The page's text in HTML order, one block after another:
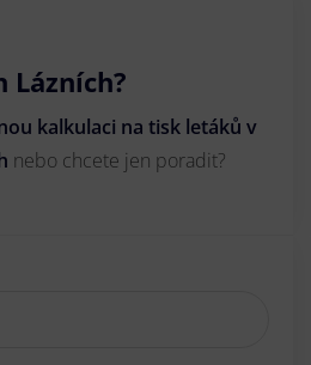
Lázních?
kalkulaci na tisk letáků v
nebo chcete jen poradit?